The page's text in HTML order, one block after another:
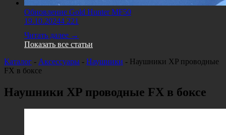
Обновление Gold Hunter MF50
19.10.20244 221
Читать далее →
Показать все статьи
Каталог - Аксессуары - Наушники - Наушники XP проводные
FX в боксе
Наушники XP проводные FX в боксе